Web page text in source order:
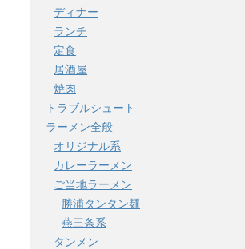
ディナー
ランチ
定食
居酒屋
焼肉
トラブルシュート
ラーメン全般
オリジナル系
カレーラーメン
ご当地ラーメン
勝浦タンタン麺
燕三条系
タンメン